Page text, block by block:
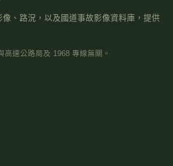
像、路況，以及國道事故影像資料庫，提供
高速公路局及 1968 專線無關。